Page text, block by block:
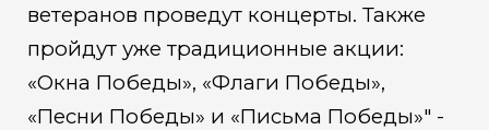
ветеранов проведут концерты. Также
пройдут уже традиционные акции:
«Окна Победы», «Флаги Победы»,
«Песни Победы» и «Письма Победы»" -